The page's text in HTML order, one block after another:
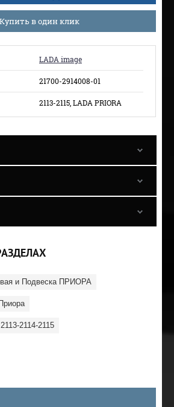
Купить в один клик
LADA image
21700-2914008-01
2113-2115, LADA PRIORA
и Подвеска ПРИОРА
2114-2115